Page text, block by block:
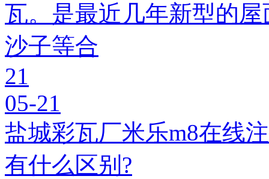
瓦。是最近几年新型的
沙子等合
21
05-21
盐城彩瓦厂米乐m8在线
有什么区别?